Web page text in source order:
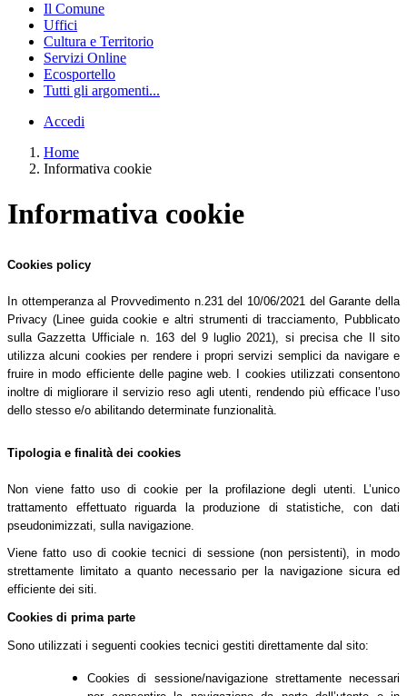
Il Comune
Uffici
Cultura e Territorio
Servizi Online
Ecosportello
Tutti gli argomenti...
Accedi
Home
Informativa cookie
Informativa cookie
Cookies policy
In ottemperanza al Provvedimento n.231 del 10/06/2021 del Garante della
Privacy (Linee guida cookie e altri strumenti di tracciamento, Pubblicato
sulla Gazzetta Ufficiale n. 163 del 9 luglio 2021), si precisa che Il sito
utilizza alcuni cookies per rendere i propri servizi semplici da navigare e
fruire in modo efficiente delle pagine web. I cookies utilizzati consentono
inoltre di migliorare il servizio reso agli utenti, rendendo più efficace l’uso
dello stesso e/o abilitando determinate funzionalità.
Tipologia e finalità dei cookies
Non viene fatto uso di cookie per la profilazione degli utenti. L’unico
trattamento effettuato riguarda la produzione di statistiche, con dati
pseudonimizzati, sulla navigazione.
Viene fatto uso di cookie tecnici di sessione (non persistenti), in modo
strettamente limitato a quanto necessario per la navigazione sicura ed
efficiente dei siti.
Cookies di prima parte
Sono utilizzati i seguenti cookies tecnici gestiti direttamente dal sito:
Cookies di sessione/navigazione strettamente necessari